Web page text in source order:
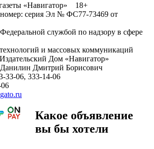
«Навигатор» 18+
серия Эл № ФС77-73469 от
службой по надзору в сфере
и массовых коммуникаций
Дом «Навигатор»
Дмитрий Борисович
33-06, 333-14-06
Какое объявление
вы бы хотели